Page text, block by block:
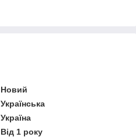
Новий
Українська
Україна
Від 1 року